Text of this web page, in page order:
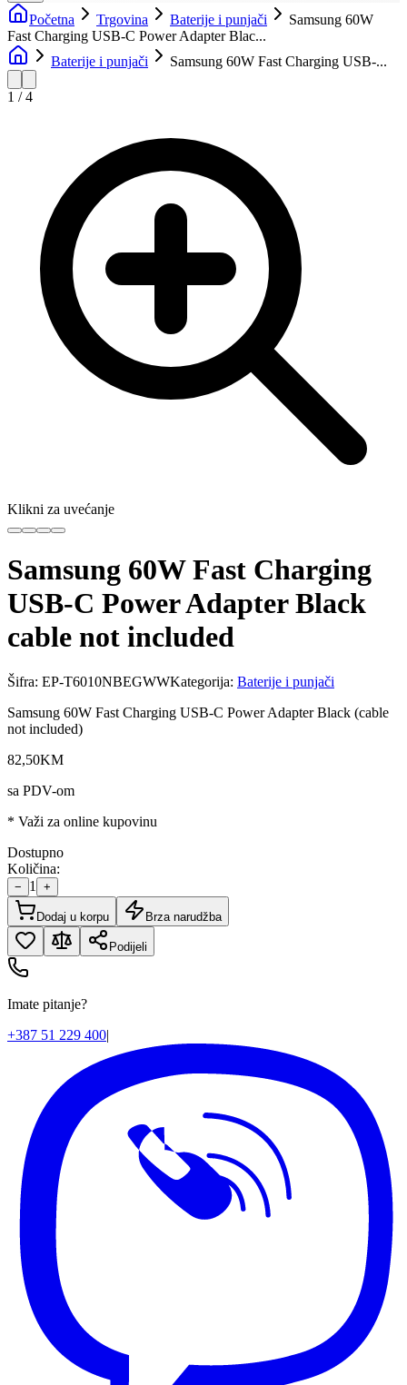
Početna Trgovina Baterije i punjači
Samsung 60W
Fast Charging USB-C Power Adapter Blac...
Baterije i punjači
Samsung 60W Fast Charging USB-...
1 /4
Klikni za uvećanje
Samsung 60W Fast Charging
USB-C Power Adapter Black
cable not included
Šifra: EP-T6010NBEGWWKategorija: Baterije i punjači
Samsung 60W Fast Charging USB-C Power Adapter Black (cable
not included)
82,50KM
sa PDV-om
* Važi za online kupovinu
Dostupno
Količina:
− 1 +
Dodaj u korpu Brza narudžba
Podijeli
Imate pitanje?
+387 51 229 400|